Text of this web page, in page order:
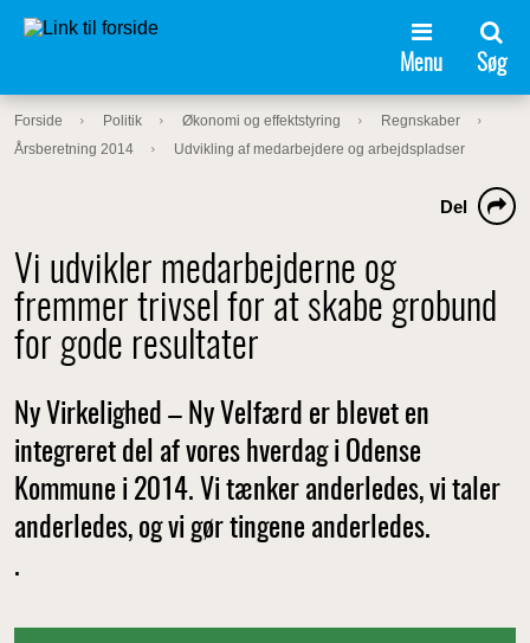
Menu Søg
Forside Politik Økonomi og effektstyring
Regnskaber
Årsberetning 2014
Udvikling af medarbejdere og arbejdspladser
Vi udvikler medarbejderne og
fremmer trivsel for at skabe grobund
for gode resultater
Del
Ny Virkelighed – Ny Velfærd er blevet en
integreret del af vores hverdag i Odense
Kommune i 2014. Vi tænker anderledes, vi taler
anderledes, og vi gør tingene anderledes.
.